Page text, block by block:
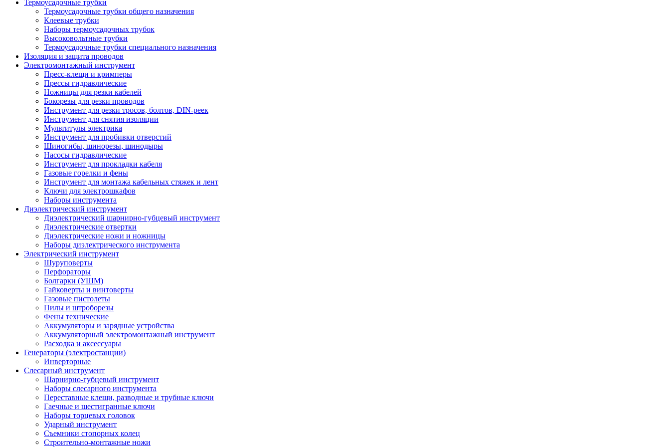
Термоусадочные трубки
Термоусадочные трубки общего назначения
Клеевые трубки
Наборы термоусадочных трубок
Высоковольтные трубки
Термоусадочные трубки специального назначения
Изоляция и защита проводов
Электромонтажный инструмент
Пресс-клещи и кримперы
Прессы гидравлические
Ножницы для резки кабелей
Бокорезы для резки проводов
Инструмент для резки тросов, болтов, DIN-реек
Инструмент для снятия изоляции
Мультитулы электрика
Инструмент для пробивки отверстий
Шиногибы, шинорезы, шинодыры
Насосы гидравлические
Инструмент для прокладки кабеля
Газовые горелки и фены
Инструмент для монтажа кабельных стяжек и лент
Ключи для электрошкафов
Наборы инструмента
Диэлектрический инструмент
Диэлектрический шарнирно-губцевый инструмент
Диэлектрические отвертки
Диэлектрические ножи и ножницы
Наборы диэлектрического инструмента
Электрический инструмент
Шуруповерты
Перфораторы
Болгарки (УШМ)
Гайковерты и винтоверты
Газовые пистолеты
Пилы и штроборезы
Фены технические
Аккумуляторы и зарядные устройства
Аккумуляторный электромонтажный инструмент
Расходка и аксессуары
Генераторы (электростанции)
Инверторные
Слесарный инструмент
Шарнирно-губцевый инструмент
Наборы слесарного инструмента
Переставные клещи, разводные и трубные ключи
Гаечные и шестигранные ключи
Наборы торцевых головок
Ударный инструмент
Съемники стопорных колец
Строительно-монтажные ножи